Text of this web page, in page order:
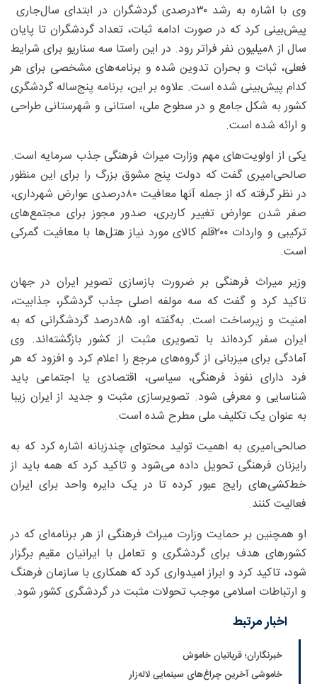
وی با اشاره به رشد ۳۰‌درصدی گردشگران در ابتدای سال‌جاری
پیش‌بینی کرد که در صورت ادامه ثبات، تعداد گردشگران تا پایان
سال از ۸‌میلیون نفر فراتر رود. در این راستا سه سناریو برای شرایط
فعلی، ثبات و بحران تدوین شده و برنامه‌های مشخصی برای هر
کدام پیش‌بینی شده است. علاوه بر این، برنامه پنج‌ساله گردشگری
کشور به شکل جامع و در سطوح ملی، استانی و شهرستانی طراحی
و ارائه شده است.
یکی از اولویت‌های مهم وزارت میراث فرهنگی جذب سرمایه است.
صالحی‌امیری گفت که دولت پنج مشوق بزرگ را برای این منظور
در نظر گرفته که از جمله آنها معافیت ۸۰‌درصدی عوارض شهرداری،
صفر شدن عوارض تغییر کاربری، صدور مجوز برای مجتمع‌های
ترکیبی و واردات ۲۰۰‌قلم کالای مورد نیاز هتل‌ها با معافیت گمرکی
است.
وزیر میراث فرهنگی بر ضرورت بازسازی تصویر ایران در جهان
تاکید کرد و گفت که سه مولفه اصلی جذب گردشگر، جذابیت،
امنیت و زیرساخت است. به‌گفته او، ۸۵‌درصد گردشگرانی که به
ایران سفر کرده‌اند با تصویری مثبت از کشور بازگشته‌اند. وی
آمادگی برای میزبانی از گروه‌های مرجع را اعلام کرد و افزود که هر
فرد دارای نفوذ فرهنگی، سیاسی، اقتصادی یا اجتماعی باید
شناسایی و معرفی شود. تصویرسازی مثبت و جدید از ایران زیبا
به عنوان یک تکلیف ملی مطرح شده است.
صالحی‌امیری به اهمیت تولید محتوای چندزبانه اشاره کرد که به
رایزنان فرهنگی تحویل داده می‌شود و تاکید کرد که همه باید از
خط‌کشی‌های رایج عبور کرده تا در یک دایره واحد برای ایران
فعالیت کنند.
او همچنین بر حمایت وزارت میراث فرهنگی از هر برنامه‌ای که در
کشورهای هدف برای گردشگری و تعامل با ایرانیان مقیم برگزار
شود، تاکید کرد و ابراز امیدواری کرد که همکاری با سازمان فرهنگ
و ارتباطات اسلامی موجب تحولات مثبت در گردشگری کشور شود.
اخبار مرتبط
خبرنگاران؛ قربانیان خاموش
خاموشی آخرین چراغ‌های سینمایی لاله‌زار